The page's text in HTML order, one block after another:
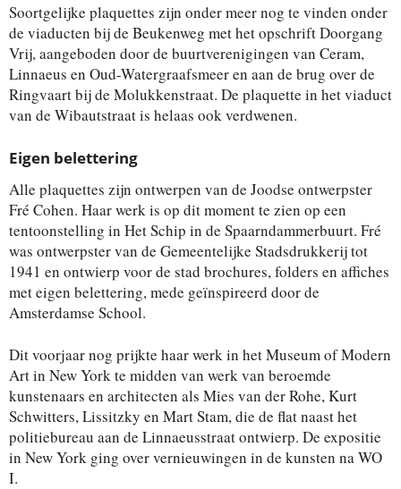
Soortgelijke plaquettes zijn onder meer nog te vinden onder
de viaducten bij de Beukenweg met het opschrift Doorgang
Vrij, aangeboden door de buurtverenigingen van Ceram,
Linnaeus en Oud-Watergraafsmeer en aan de brug over de
Ringvaart bij de Molukkenstraat. De plaquette in het viaduct
van de Wibautstraat is helaas ook verdwenen.
Eigen belettering
Alle plaquettes zijn ontwerpen van de Joodse ontwerpster
Fré Cohen. Haar werk is op dit moment te zien op een
tentoonstelling in Het Schip in de Spaarndammerbuurt. Fré
was ontwerpster van de Gemeentelijke Stadsdrukkerij tot
1941 en ontwierp voor de stad brochures, folders en affiches
met eigen belettering, mede geïnspireerd door de
Amsterdamse School.
Dit voorjaar nog prijkte haar werk in het Museum of Modern
Art in New York te midden van werk van beroemde
kunstenaars en architecten als Mies van der Rohe, Kurt
Schwitters, Lissitzky en Mart Stam, die de flat naast het
politiebureau aan de Linnaeusstraat ontwierp. De expositie
in New York ging over vernieuwingen in de kunsten na WO
I.